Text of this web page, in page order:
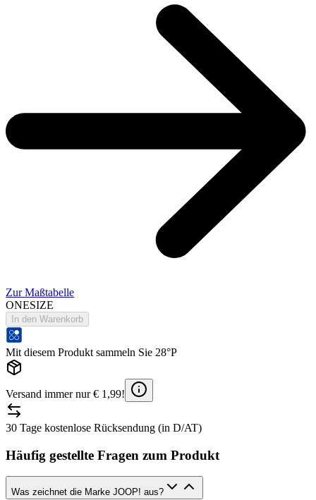
Zur Maßtabelle
ONESIZE
In den Warenkorb
Mit diesem Produkt sammeln Sie 28°P
Versand immer nur € 1,99!
30 Tage kostenlose Rücksendung (in D/AT)
Häufig gestellte Fragen zum Produkt
Was zeichnet die Marke JOOP! aus?